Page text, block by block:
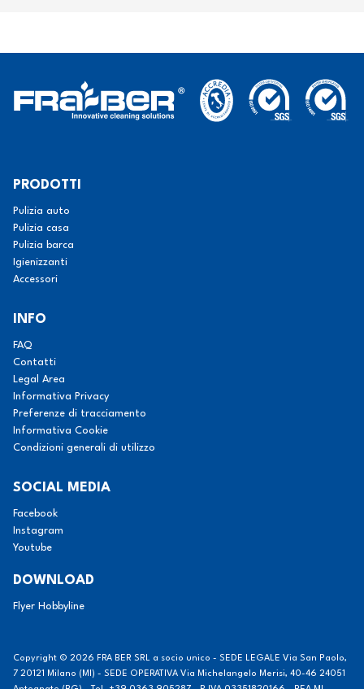
PRODOTTI
Pulizia auto
Pulizia casa
Pulizia barca
Igienizzanti
Accessori
INFO
FAQ
Contatti
Legal Area
Informativa Privacy
Preferenze di tracciamento
Informativa Cookie
Condizioni generali di utilizzo
SOCIAL MEDIA
Facebook
Instagram
Youtube
DOWNLOAD
Flyer Hobbyline
Copyright © 2026 FRA BER SRL a socio unico - SEDE LEGALE Via San Paolo,
7 20121 Milano (MI) - SEDE OPERATIVA Via Michelangelo Merisi, 40-46 24051